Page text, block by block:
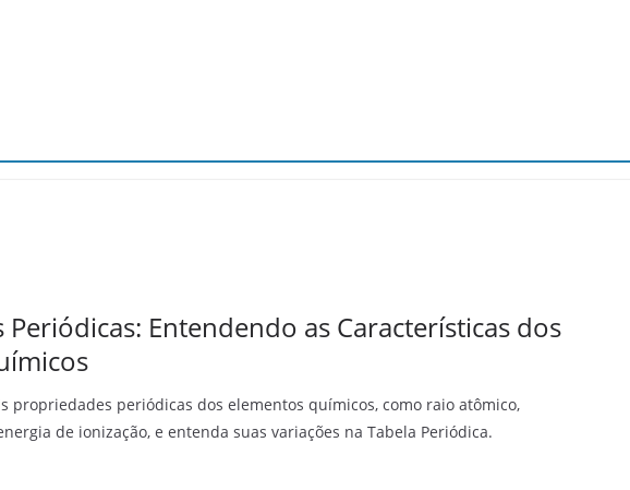
Entendendo as Características dos
propriedades periódicas dos elementos químicos, como raio atômico,
de ionização, e entenda suas variações na Tabela Periódica.